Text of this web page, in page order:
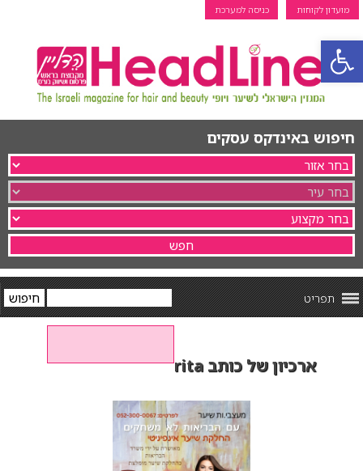
פתח סרגל נגישות
מועדון לקוחות כניסה למערכת
חיפוש באינדקס עסקים
תפריט
ארכיון של כותב rita